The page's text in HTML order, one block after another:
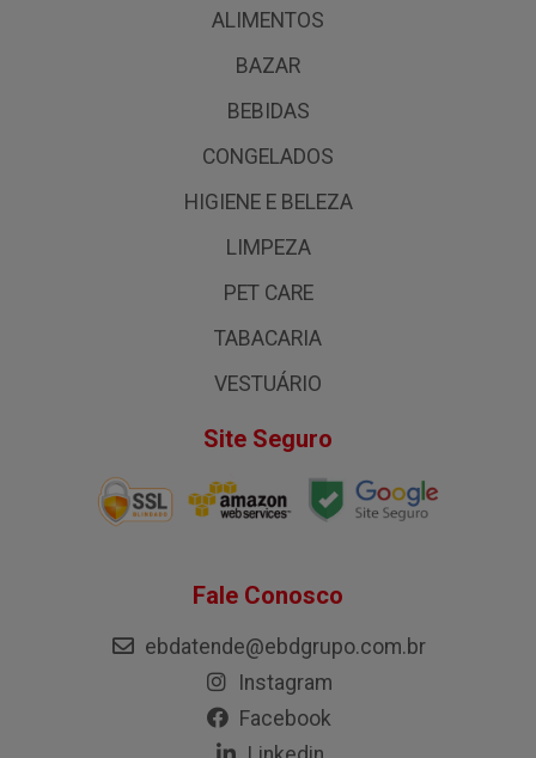
ALIMENTOS
BAZAR
BEBIDAS
CONGELADOS
HIGIENE E BELEZA
LIMPEZA
PET CARE
TABACARIA
VESTUÁRIO
Site Seguro
Fale Conosco
ebdatende@ebdgrupo.com.br
Instagram
Facebook